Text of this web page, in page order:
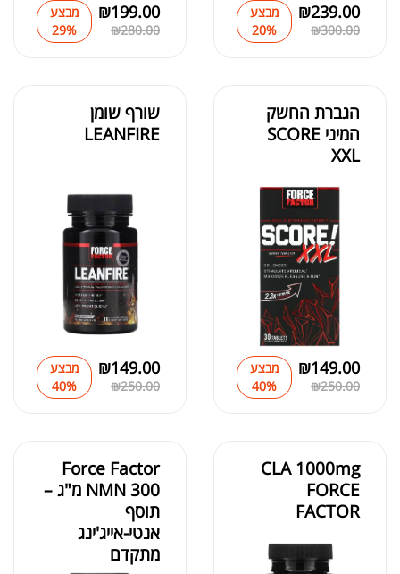
₪300.00
₪239.00
מבצע
20%
₪280.00
₪199.00
מבצע
29%
הגברת החשק
המיני SCORE
XXL
₪250.00
₪149.00
מבצע
40%
שורף שומן
LEANFIRE
₪250.00
₪149.00
מבצע
40%
CLA 1000mg
FORCE
FACTOR
Force Factor
NMN 300 מ"ג –
תוסף
אנטי-אייג'ינג
מתקדם